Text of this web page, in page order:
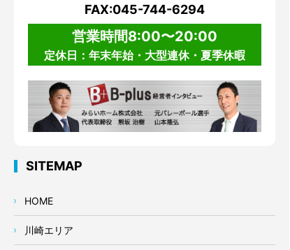
FAX:045-744-6294
営業時間8:00〜20:00
定休日：年末年始・大型連休・夏季休暇
SITEMAP
HOME
川崎エリア